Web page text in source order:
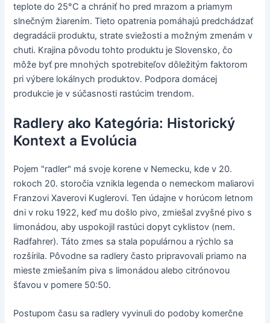
teplote do 25°C a chrániť ho pred mrazom a priamym
slnečným žiarením. Tieto opatrenia pomáhajú predchádzať
degradácii produktu, strate sviežosti a možným zmenám v
chuti. Krajina pôvodu tohto produktu je Slovensko, čo
môže byť pre mnohých spotrebiteľov dôležitým faktorom
pri výbere lokálnych produktov. Podpora domácej
produkcie je v súčasnosti rastúcim trendom.
Radlery ako Kategória: Historický
Kontext a Evolúcia
Pojem "radler" má svoje korene v Nemecku, kde v 20.
rokoch 20. storočia vznikla legenda o nemeckom maliarovi
Franzovi Xaverovi Kuglerovi. Ten údajne v horúcom letnom
dni v roku 1922, keď mu došlo pivo, zmiešal zvyšné pivo s
limonádou, aby uspokojil rastúci dopyt cyklistov (nem.
Radfahrer). Táto zmes sa stala populárnou a rýchlo sa
rozšírila. Pôvodne sa radlery často pripravovali priamo na
mieste zmiešaním piva s limonádou alebo citrónovou
šťavou v pomere 50:50.
Postupom času sa radlery vyvinuli do podoby komerčne